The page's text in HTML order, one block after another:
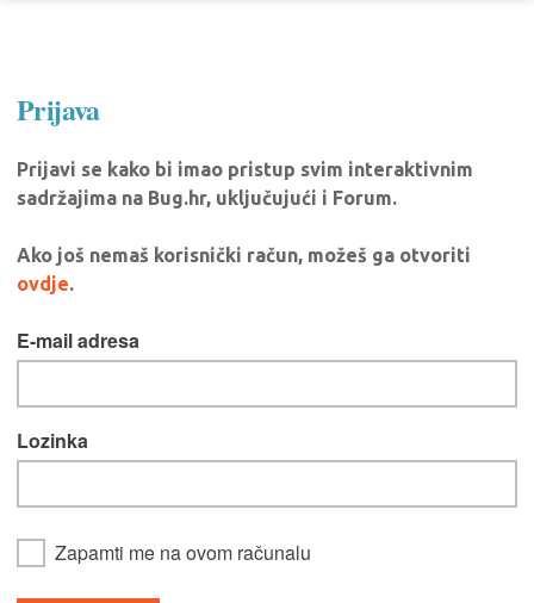
Prijava
Prijavi se kako bi imao pristup svim interaktivnim
sadržajima na Bug.hr, uključujući i Forum.
Ako još nemaš korisnički račun, možeš ga otvoriti
ovdje.
E-mail adresa
Lozinka
Zapamti me na ovom računalu